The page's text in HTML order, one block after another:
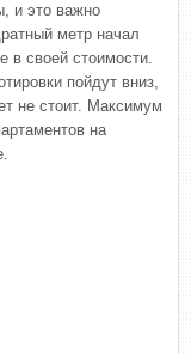
и это важно
метр начал
в своей стоимости.
пойдут вниз,
не стоит. Максимум
на